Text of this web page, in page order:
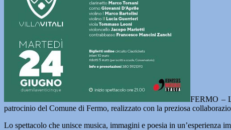
FERMO –
patrocinio del Comune di Fermo, realizzato con la preziosa
Lo spettacolo che unisce musica, immagini e poesia in un’esperienza